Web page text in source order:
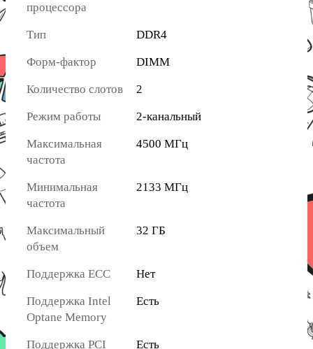
процессора
Тип DDR4
Форм-фактор DIMM
Количество слотов 2
Режим работы 2-канальный
Максимальная
частота
4500 МГц
Минимальная
частота
2133 МГц
Максимальный
объем
32 ГБ
Поддержка ECC Нет
Поддержка Intel
Optane Memory
Есть
Поддержка PCI Есть